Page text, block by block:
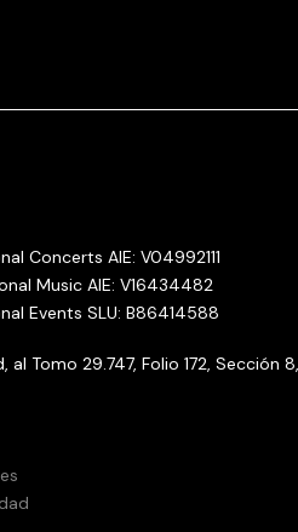
Concerts AIE: V04992111
Music AIE: V16434482
Events SLU: B86414588
Tomo 29.747, Folio 172, Sección